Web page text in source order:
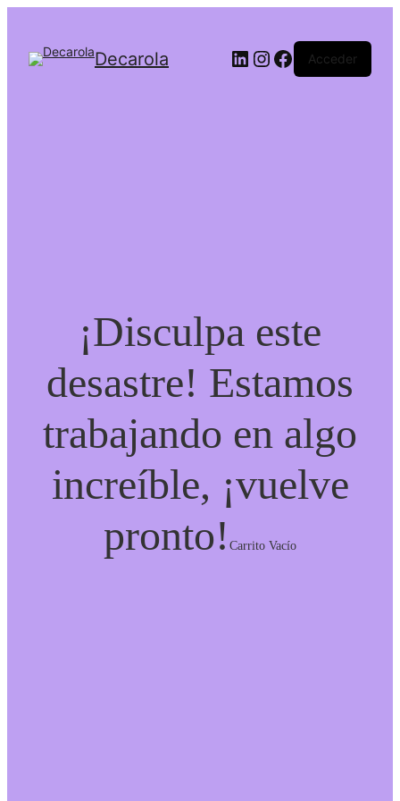
Decarola LinkedIn
Instagram
Facebook
Acceder
¡Disculpa este
desastre! Estamos
trabajando en algo
increíble, ¡vuelve
pronto!